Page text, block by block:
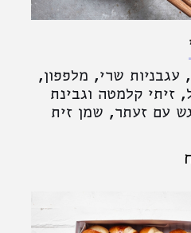
עגבניות שרי, מלפפון,
זיתי קלמטה וגבינת
עם זעתר, שמן זית